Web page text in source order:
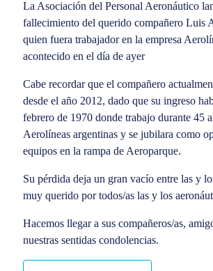
La Asociación del Personal Aeronáutico
fallecimiento del querido compañero Luis
quien fuera trabajador en la empresa
acontecido en el día de ayer
Cabe recordar que el compañero
desde el año 2012, dado que su ingreso
febrero de 1970 donde trabajo durante 45
Aerolíneas argentinas y se jubilara como
equipos en la rampa de Aeroparque.
Su pérdida deja un gran vacío entre las y
muy querido por todos/as las y los
Hacemos llegar a sus compañeros/as,
nuestras sentidas condolencias.